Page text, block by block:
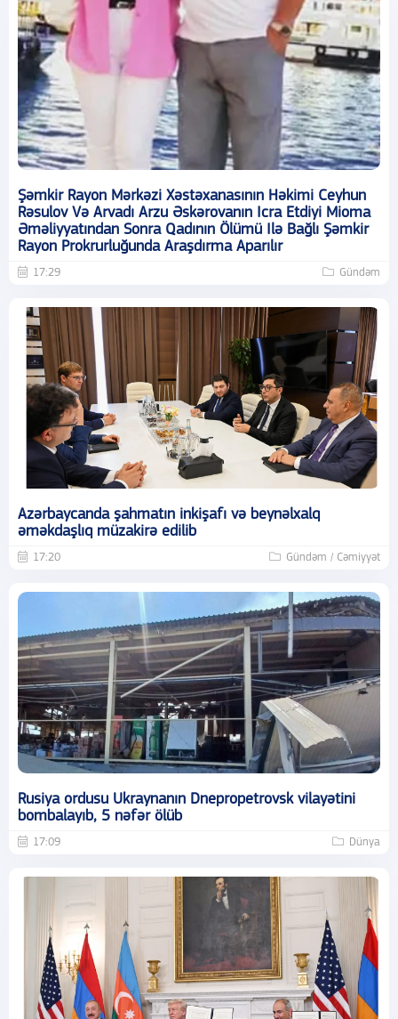
Şəmkir Rayon Mərkəzi Xəstəxanasının Həkimi Ceyhun
Rəsulov Və Arvadı Arzu Əskərovanın Icra Etdiyi Mioma
Əməliyyatından Sonra Qadının Ölümü Ilə Bağlı Şəmkir
Rayon Prokrurluğunda Araşdırma Aparılır
17:29 Gündəm
Azərbaycanda şahmatın inkişafı və beynəlxalq
əməkdaşlıq müzakirə edilib
17:20 Gündəm / Cəmiyyət
Rusiya ordusu Ukraynanın Dnepropetrovsk vilayətini
bombalayıb, 5 nəfər ölüb
17:09 Dünya